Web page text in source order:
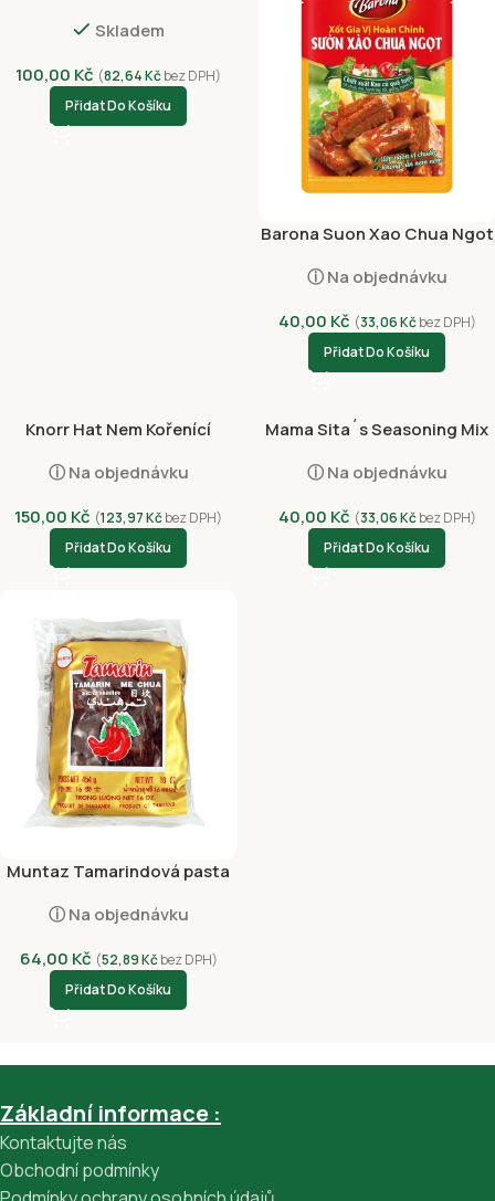
Skladem
100,00 Kč (82,64Kčbez DPH)
Přidat Do Košíku
Barona Suon Xao Chua Ngot
ⓘ Na objednávku
40,00 Kč (33,06Kčbez DPH)
Přidat Do Košíku
Knorr Hat Nem Kořenící
ⓘ Na objednávku
150,00 Kč (123,97Kčbez DPH)
Přidat Do Košíku
Mama Sita´s Seasoning Mix
ⓘ Na objednávku
40,00 Kč (33,06Kčbez DPH)
Přidat Do Košíku
Muntaz Tamarindová pasta
ⓘ Na objednávku
64,00 Kč (52,89Kčbez DPH)
Přidat Do Košíku
Základní informace :
Kontaktujte nás
Obchodní podmínky